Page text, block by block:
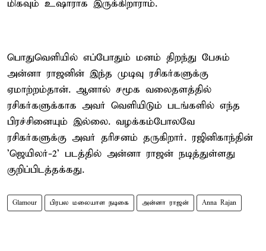
மிகவும் உஷாராக இருக்கிறாராம்.
பொதுவெளியில் எப்போதும் மனம் திறந்து பேசும்
அன்னா ராஜனின் இந்த முடிவு ரசிகர்களுக்கு
ஏமாற்றம்தான். ஆனால் சமூக வலைதளத்தில்
ரசிகர்களுக்காக அவர் வெளியிடும் படங்களில் எந்த
பிரச்சினையும் இல்லை. வழக்கம்போலவே
ரசிகர்களுக்கு அவர் தரிசனம் தருகிறார். ரஜினிகாந்தின்
'ஜெயிலர்-2' படத்தில் அன்னா ராஜன் நடித்துள்ளது
குறிப்பிடத்தக்கது.
Glamour பிரபல மலையாள நடிகை அன்னா ராஜன் Anna Rajan